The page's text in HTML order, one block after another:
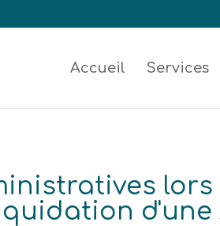
Accueil Services
d'une